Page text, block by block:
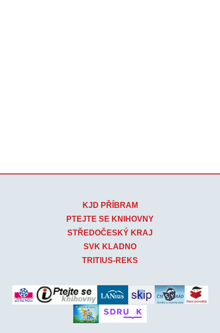
KJD PŘÍBRAM
PTEJTE SE KNIHOVNY
STŘEDOČESKÝ KRAJ
SVK KLADNO
TRITIUS-REKS